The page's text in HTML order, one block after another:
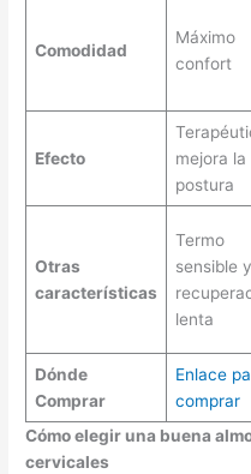
Comodidad
Máximo
confort
Efecto
mejora la
postura
Otras
características
Termo
sensible
lenta
Dónde
Comprar
Enlace
comprar
Cómo elegir una buena
cervicales